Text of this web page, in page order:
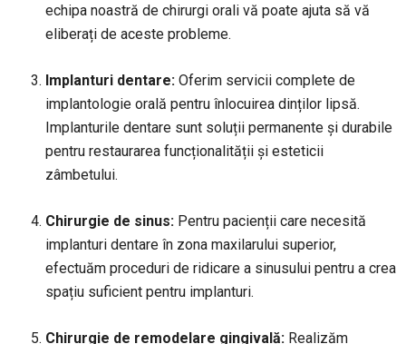
echipa noastră de chirurgi orali vă poate ajuta să vă
eliberați de aceste probleme.
Implanturi dentare: Oferim servicii complete de
implantologie orală pentru înlocuirea dinților lipsă.
Implanturile dentare sunt soluții permanente și durabile
pentru restaurarea funcționalității și esteticii
zâmbetului.
Chirurgie de sinus: Pentru pacienții care necesită
implanturi dentare în zona maxilarului superior,
efectuăm proceduri de ridicare a sinusului pentru a crea
spațiu suficient pentru implanturi.
Chirurgie de remodelare gingivală: Realizăm